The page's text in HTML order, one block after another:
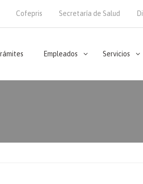
Cofepris Secretaría de Salud
Empleados Servicios